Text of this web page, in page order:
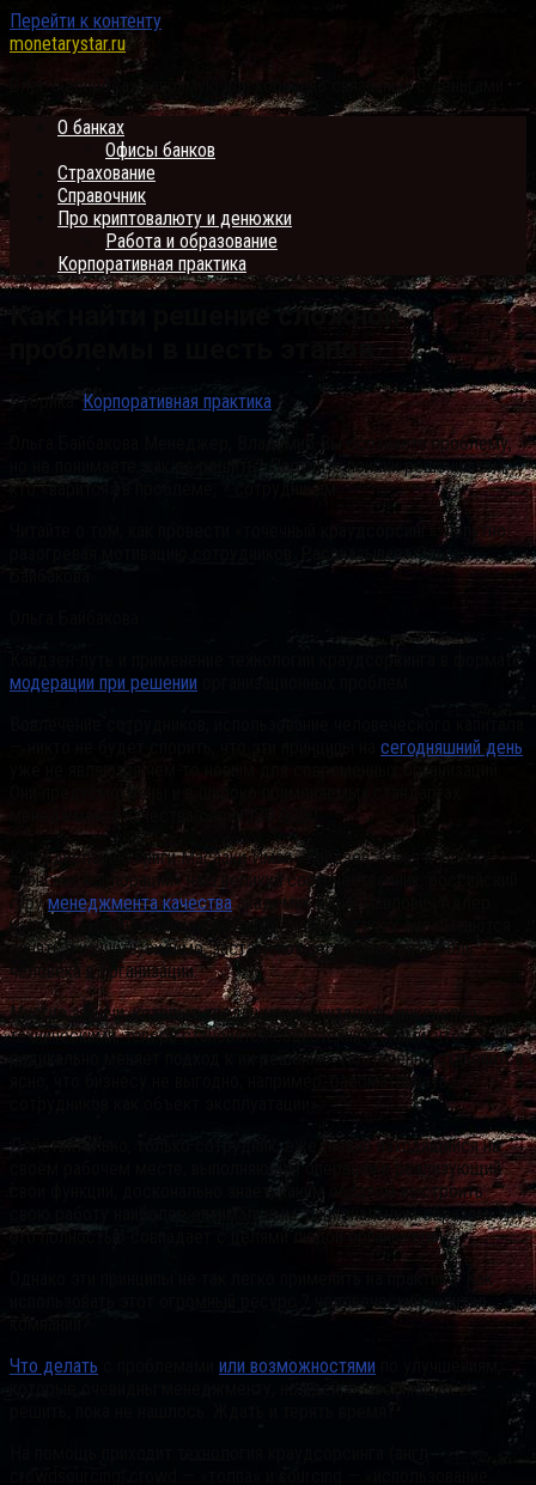
Перейти к контенту
monetarystar.ru
Блог о вопросах напрямую или косвенно связанных с деньгами
О банках
Офисы банков
Страхование
Справочник
Про криптовалюту и денюжки
Работа и образование
Корпоративная практика
Как найти решение сложной
проблемы в шесть этапов
Рубрика:
Корпоративная практика
Ольга Байбакова Менеджер, Владимир Вы осознаете проблему,
но не понимаете, как ее решить? Поручите поиски решения тем,
кто «варится» в проблеме, ? сотрудникам.
Читайте о том, как провести «точечный краудсорсинг», попутно
разогревая мотивацию сотрудников. Рассказывает Ольга
Кайдзен-путь и применение технологии краудсорсинга в формате
модерации при решении
сегодняшний день
уже не являются чем-то новым для современных организаций.
Они предусмотрены и в широко применяемых стандартах
менеджмента качества серии ISO 9000.
К предисловию книги Масааки Имаи «Кайдзен. Ключ к успеху
японских корпораций» наш великий соотечественник, российский
гуруменеджмента качестваакадемик Юрий Павлович Адлер
написал: «Новые правила, которые люди изо всех сил пытаются
понять и изучить, видимо, заставляют переосмыслить роль
человека в организации.
Многие задачи, которые традиционно считались инженерно-
техническими, теперь становятся социотехническими, что
радикально меняет подход к их решению. Постепенно становится
ясно, что бизнесу не выгодно, например, рассматривать
Действительно, только сотрудник, ежедневно находящийся на
своем рабочем месте, выполняющий операции и реализующий
свои функции, досконально знает, каким образом выстроить
свою работу наиболее оптимальным, рациональным образом. И
это полностью совпадает с целями любой организации.
Однако эти принципы не так легко применить на практике. Как
использовать этот огромный ресурс ? человеческий капитал
Что делать
или возможностями
которые очевидны менеджменту, но идей, позволяющих ее
решить, пока не нашлось. Ждать и терять время?